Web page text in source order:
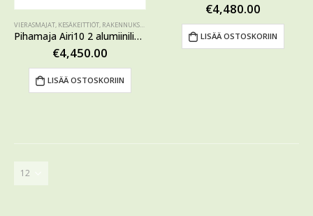
VIERASMAJAT, KESÄKEITTIÖT, RAKENNUKSET VAJAT, AITAT, KIOSKIT,PIHATOIMISTOT,KATOKSET JA
Pihamaja Airi10 2 alumiiniliukuovella
€4,450.00
LISÄÄ OSTOSKORIIN
€4,480.00
LISÄÄ OSTOSKORIIN